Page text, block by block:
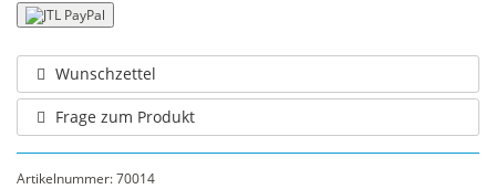
Wunschzettel
Frage zum Produkt
Artikelnummer:70014